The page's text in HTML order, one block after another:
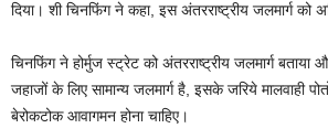
दिया। शी चिनफिंग ने कहा, इस अंतरराष्ट्रीय जलमार्ग को
चिनफिंग ने होर्मुज स्ट्रेट को अंतरराष्ट्रीय जलमार्ग
जहाजों के लिए सामान्य जलमार्ग है, इसके जरिये मालवाही
बेरोकटोक आवागमन होना चाहिए।